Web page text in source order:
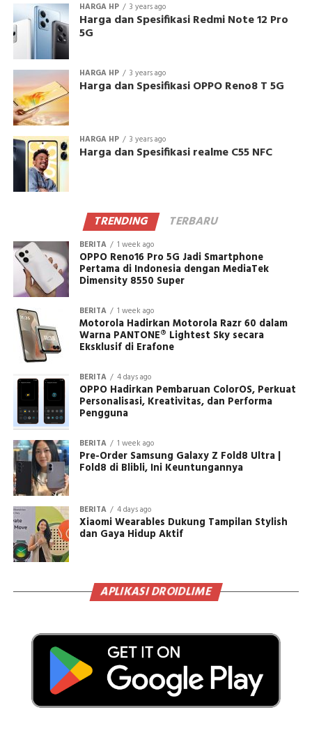
HARGA HP 3 years ago
Harga dan Spesifikasi Redmi Note 12 Pro
5G
HARGA HP 3 years ago
Harga dan Spesifikasi OPPO Reno8 T 5G
HARGA HP 3 years ago
Harga dan Spesifikasi realme C55 NFC
TRENDING TERBARU
BERITA 1 week ago
OPPO Reno16 Pro 5G Jadi Smartphone
Pertama di Indonesia dengan MediaTek
Dimensity 8550 Super
BERITA 1 week ago
Motorola Hadirkan Motorola Razr 60 dalam
Warna PANTONE® Lightest Sky secara
Eksklusif di Erafone
BERITA 4 days ago
OPPO Hadirkan Pembaruan ColorOS, Perkuat
Personalisasi, Kreativitas, dan Performa
Pengguna
BERITA 1 week ago
Pre-Order Samsung Galaxy Z Fold8 Ultra |
Fold8 di Blibli, Ini Keuntungannya
BERITA 4 days ago
Xiaomi Wearables Dukung Tampilan Stylish
dan Gaya Hidup Aktif
APLIKASI DROIDLIME